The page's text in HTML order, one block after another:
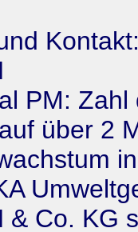
PM:
über 2
& Co. KG